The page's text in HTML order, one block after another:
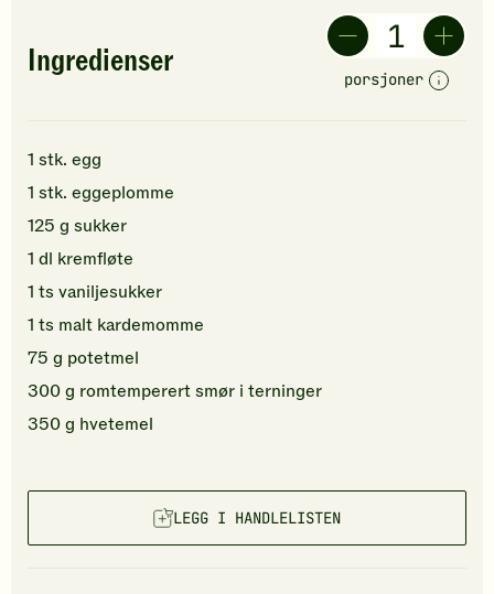
Ingredienser porsjoner
1 stk. egg
1 stk. eggeplomme
125 g sukker
1 dl kremfløte
1 ts vaniljesukker
1 ts malt kardemomme
75 g potetmel
300g romtemperertsmør i terninger
350g hvetemel
LEGG I HANDLELISTEN